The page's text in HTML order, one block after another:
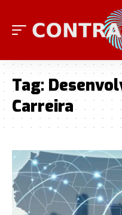
Tag:
Carreira